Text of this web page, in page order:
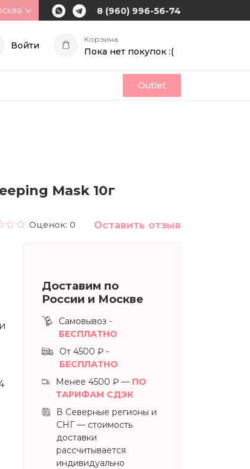
8 (960) 996-56-74
Войти
Корзина
Пока нет покупок :(
Outlet
Mask 10г
Оценок: 0 Оставить отзыв
Доставим по
России и Москве
Самовывоз -
БЕСПЛАТНО
От 4500 ₽ -
БЕСПЛАТНО
Менее 4500 ₽ — ПО
ТАРИФАМ СДЭК
В Северные регионы и
СНГ — стоимость
доставки
рассчитывается
индивидуально